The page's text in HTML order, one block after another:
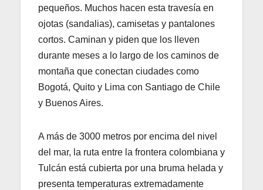
pequeños. Muchos hacen esta travesía en
ojotas (sandalias), camisetas y pantalones
cortos. Caminan y piden que los lleven
durante meses a lo largo de los caminos de
montaña que conectan ciudades como
Bogotá, Quito y Lima con Santiago de Chile
y Buenos Aires.
A más de 3000 metros por encima del nivel
del mar, la ruta entre la frontera colombiana y
Tulcán está cubierta por una bruma helada y
presenta temperaturas extremadamente